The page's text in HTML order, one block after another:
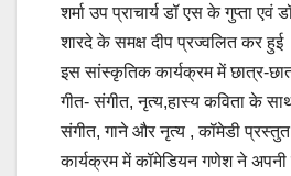
शर्मा उप प्राचार्य डॉ एस के गुप्ता एवं
शारदे के समक्ष दीप प्रज्वलित कर हुई
इस सांस्कृतिक कार्यक्रम में छात्र-
गीत- संगीत, नृत्य,हास्य कविता के
संगीत, गाने और नृत्य , कॉमेडी प्रस्तुत
कार्यक्रम में कॉमेडियन गणेश ने अपनी